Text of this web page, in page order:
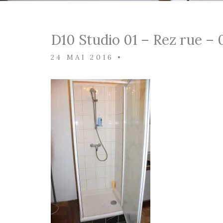
D10 Studio 01 – Rez rue –
24 MAI 2016 •